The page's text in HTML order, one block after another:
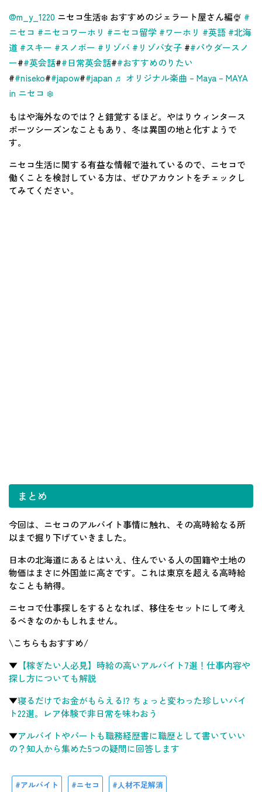
@m_y_1220 ニセコ生活❄️ おすすめのジェラート屋さん編🍨 #
ニセコ #ニセコワーホリ #ニセコ留学 #ワーホリ #英語 #北海
道 #スキー #スノボー #リゾバ #リゾバ女子 ##パウダースノ
ー##英会話##日常英会話##おすすめのりたい
##niseko##japow##japan ♬ オリジナル楽曲 – Maya – MAYA
in ニセコ ❄️
もはや海外なのでは？と錯覚するほど。やはりウィンタース
ポーツシーズンなこともあり、冬は異国の地と化すようで
す。
ニセコ生活に関する有益な情報で溢れているので、ニセコで
働くことを検討している方は、ぜひアカウントをチェックし
てみてください。
まとめ
今回は、ニセコのアルバイト事情に触れ、その高時給なる所
以まで掘り下げていきました。
日本の北海道にあるとはいえ、住んでいる人の国籍や土地の
物価はまさに外国並に高さです。これは東京を超える高時給
なことも納得。
ニセコで仕事探しをするとなれば、移住をセットにして考え
るべきなのかもしれません。
\こちらもおすすめ/
▼ 【稼ぎたい人必見】時給の高いアルバイト7選！仕事内容や
探し方についても解説
▼寝るだけでお金がもらえる!? ちょっと変わった珍しいバイ
ト22選。レア体験で非日常を味わおう
▼アルバイトやパートも職務経歴書に職歴として書いていい
の？知人から集めた5つの疑問に回答します
アルバイト ニセコ 人材不足解消